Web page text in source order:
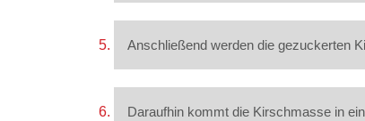
Anschließend werden die gezuckerten
Daraufhin kommt die Kirschmasse in